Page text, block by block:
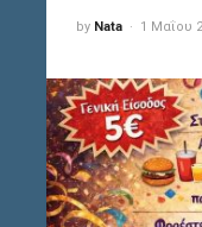
by Nata 1 Μαΐου